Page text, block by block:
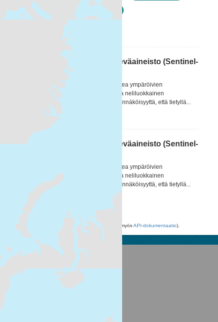
ecological status Meriopas
Suodattimen tulokset
Itämeren päivittäinen pintaleväaineisto (Sentinel-
2 MSI) 2017– / Daily surfac...
[FI] Itämeren alueen ja erityisesti Suomea ympäröivien
merialueiden pintalevälauttoja kuvaava neliluokkainen
tulkintakartta. Tulkintakartta kuvaa todennäköisyyttä, että tietyllä...
HTML
Itämeren päivittäinen pintaleväaineisto (Sentinel-
[FI] Itämeren alueen ja erityisesti Suomea ympäröivien
merialueiden pintalevälauttoja kuvaava neliluokkainen
tulkintakartta. Tulkintakartta kuvaa todennäköisyyttä, että tietyllä...
WMS
Voit käyttää rekisteriä myös API avulla (katso myösAPI-dokumentaatio).
Suomen ympäristökeskus
Latokartanonkaari 11
FI-00790 Helsinki
Switchboard: +358 295 251 000
Fax: 09 5490 2190